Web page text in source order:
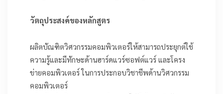
วัตถุประสงค์ของหลักสูตร
ผลิตบัณฑิตวิศวกรรมคอมพิวเตอร์ให้สามารถประยุกต์ใช้
ความรู้และมีทักษะด้านฮาร์ดแวร์ซอฟต์แวร์ และโครง
ข่ายคอมพิวเตอร์ ในการประกอบวิชาชีพด้านวิศวกรรม
คอมพิวเตอร์